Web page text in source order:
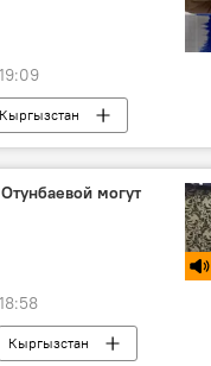
Кыргызстан
Ошская область
могут
Кыргызстан